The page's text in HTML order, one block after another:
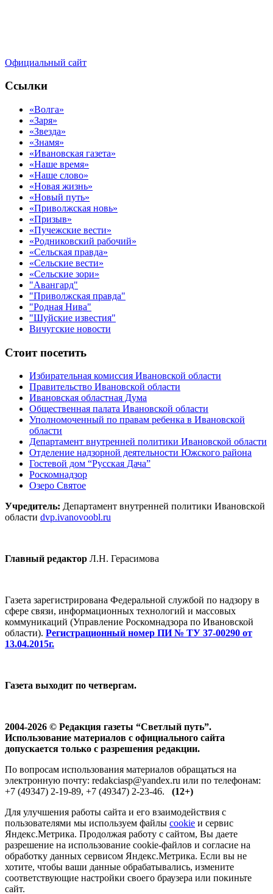
Официальный сайт
Ссылки
«Волга»
«Заря»
«Звезда»
«Знамя»
«Ивановская газета»
«Наше время»
«Наше слово»
«Новая жизнь»
«Новый путь»
«Приволжская новь»
«Призыв»
«Пучежские вести»
«Родниковский рабочий»
«Сельская правда»
«Сельские вести»
«Сельские зори»
"Авангард"
"Приволжская правда"
"Родная Нива"
"Шуйские известия"
Вичугские новости
Стоит посетить
Избирательная комиссия Ивановской области
Правительство Ивановской области
Ивановская областная Дума
Общественная палата Ивановской области
Уполномоченный по правам ребенка в Ивановской
области
Департамент внутренней политики Ивановской области
Отделение надзорной деятельности Южского района
Гостевой дом “Русская Дача”
Роскомнадзор
Озеро Святое
Учредитель: Департамент внутренней политики Ивановской
области dvp.ivanovoobl.ru
Главный редактор Л.Н. Герасимова
Газета зарегистрирована Федеральной службой по надзору в
сфере связи, информационных технологий и массовых
коммуникаций (Управление Роскомнадзора по Ивановской
области). Регистрационный номер ПИ № ТУ 37-00290 от
13.04.2015г.
Газета выходит по четвергам.
2004-2026 © Редакция газеты “Светлый путь”.
Использование материалов с официального сайта
допускается только с разрешения редакции.
По вопросам использования материалов обращаться на
электронную почту: redakciasp@yandex.ru или по телефонам:
+7 (49347) 2-19-89, +7 (49347) 2-23-46. (12+)
Для улучшения работы сайта и его взаимодействия с
пользователями мы используем файлы cookie и сервис
Яндекс.Метрика. Продолжая работу с сайтом, Вы даете
разрешение на использование cookie-файлов и согласие на
обработку данных сервисом Яндекс.Метрика. Если вы не
хотите, чтобы ваши данные обрабатывались, измените
соответствующие настройки своего браузера или покиньте
сайт.